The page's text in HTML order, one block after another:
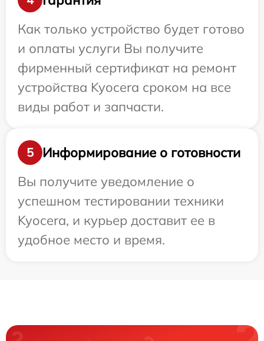
Как только устройство будет готово
и оплаты услуги Вы получите
фирменный сертификат на ремонт
устройства Kyocera сроком на все
виды работ и запчасти.
5
Информирование о готовности
Вы получите уведомление о
успешном тестировании техники
Kyocera, и курьер доставит ее в
удобное место и время.